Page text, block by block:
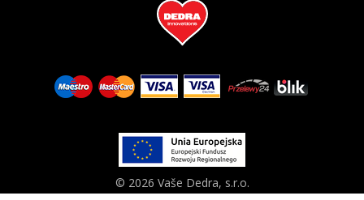
© 2026 Vaše Dedra, s.r.o.